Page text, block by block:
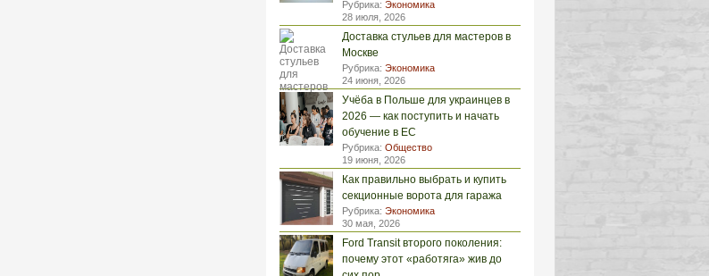
Рубрика: Экономика
28 июля, 2026
Доставка стульев для мастеров в
Москве
Рубрика: Экономика
24 июня, 2026
Учёба в Польше для украинцев в
2026 — как поступить и начать
обучение в ЕС
Рубрика: Общество
19 июня, 2026
Как правильно выбрать и купить
секционные ворота для гаража
Рубрика: Экономика
30 мая, 2026
Ford Transit второго поколения:
почему этот «работяга» жив до